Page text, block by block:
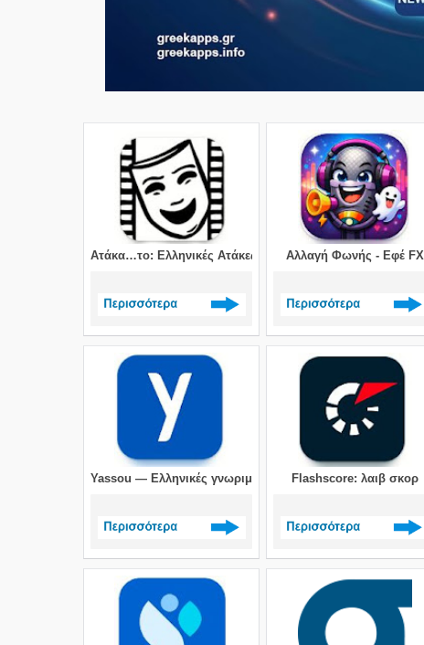
Ατάκα…το: Ελληνικές Ατάκες
Δείτε περισσότερα >
Αλλαγή Φωνής - Εφέ FX
Δείτε περισσότερα >
Yassou — Ελληνικές γνωριμίες
Δείτε περισσότερα >
Flashscore: λαιβ σκορ
Δείτε περισσότερα >